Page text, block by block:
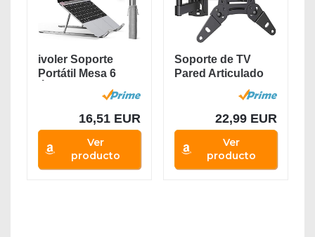
ivoler Soporte
Portátil Mesa 6
16,51 EUR
Ver
producto
Soporte de TV
Pared Articulado
22,99 EUR
Ver
producto